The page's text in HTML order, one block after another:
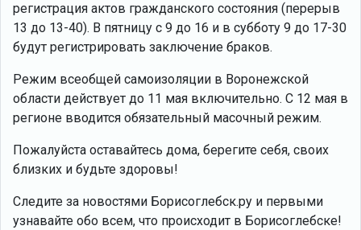
регистрация актов гражданского состояния (перерыв
13 до 13-40). В пятницу с 9 до 16 и в субботу 9 до 17-30
будут регистрировать заключение браков.
Режим всеобщей самоизоляции в Воронежской
области действует до 11 мая включительно. С 12 мая в
регионе вводится обязательный масочный режим.
Пожалуйста оставайтесь дома, берегите себя, своих
близких и будьте здоровы!
Следите за новостями Борисоглебск.ру и первыми
узнавайте обо всем, что происходит в Борисоглебске!